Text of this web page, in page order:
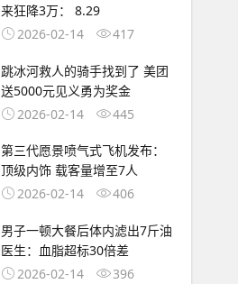
来狂降3万： 8.29
2026-02-14
417
跳冰河救人的骑手找到了 美团
送5000元见义勇为奖金
2026-02-14
445
第三代愿景喷气式飞机发布：
顶级内饰 载客量增至7人
2026-02-14
406
男子一顿大餐后体内滤出7斤油
医生：血脂超标30倍差
2026-02-14
396